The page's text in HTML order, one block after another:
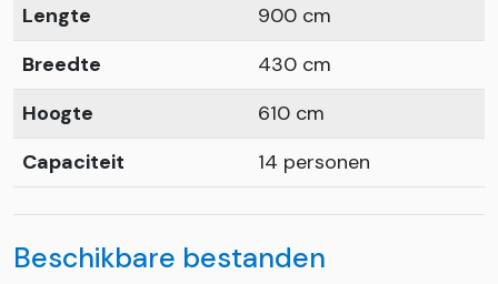
Lengte
900 cm
Breedte
430 cm
Hoogte
610 cm
Capaciteit
14 personen
Beschikbare bestanden